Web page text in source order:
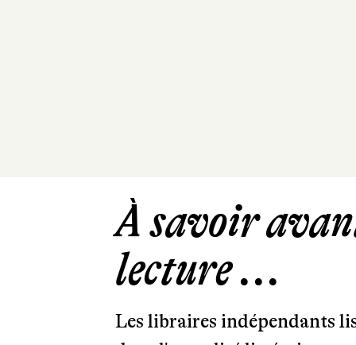
À savoir
lecture ...
Les libraires indépendants